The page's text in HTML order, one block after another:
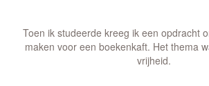
Toen ik studeerde kreeg ik een opdracht
maken voor een boekenkaft. Het thema
vrijheid.